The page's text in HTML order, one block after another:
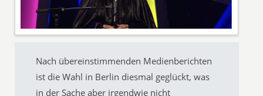
Nach übereinstimmenden Medienberichten
ist die Wahl in Berlin diesmal geglückt, was
in der Sache aber irgendwie nicht